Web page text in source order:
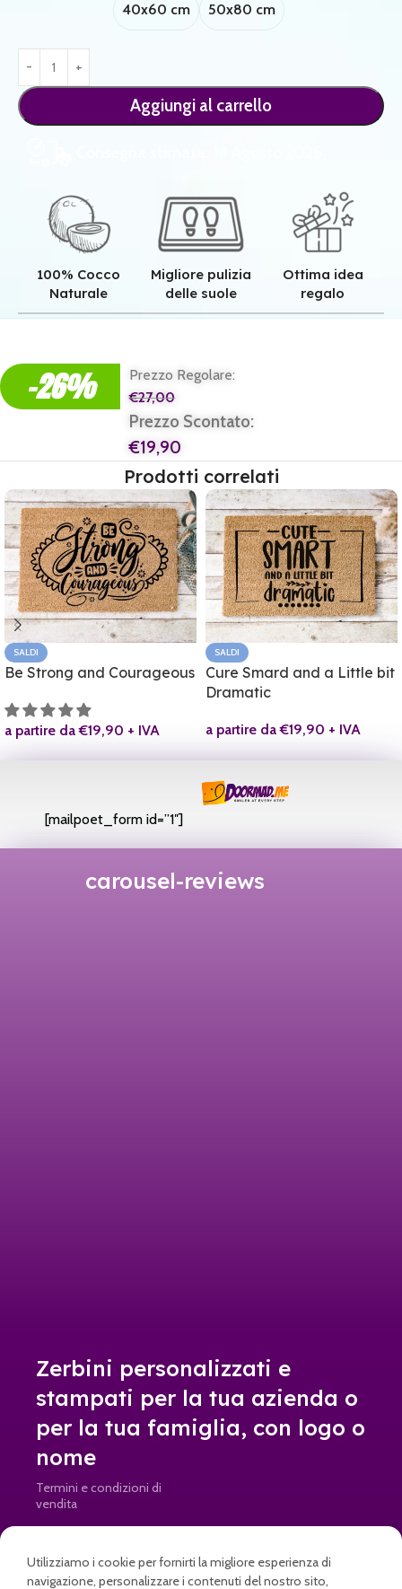
40x60 cm 50x80 cm
Aggiungi al carrello
100% Cocco
Naturale
Migliore pulizia
delle suole
Ottima idea
regalo
-26%
Prezzo Regolare:
€27,00
Prezzo Scontato:
€19,90
Prodotti correlati
SALDI
Be Strong and Courageous
a partire da€19,90 + IVA
SALDI
Cure Smard and a Little bit
Dramatic
a partire da€19,90 + IVA
[mailpoet_form id=”1″]
carousel-reviews
Zerbini personalizzati e
stampati per la tua azienda o
per la tua famiglia, con logo o
nome
Termini e condizioni di
vendita
info@doormad.it • Partita IVA: IT04645820269
Utilizziamo i cookie per fornirti la migliore esperienza di
navigazione, personalizzare i contenuti del nostro sito,